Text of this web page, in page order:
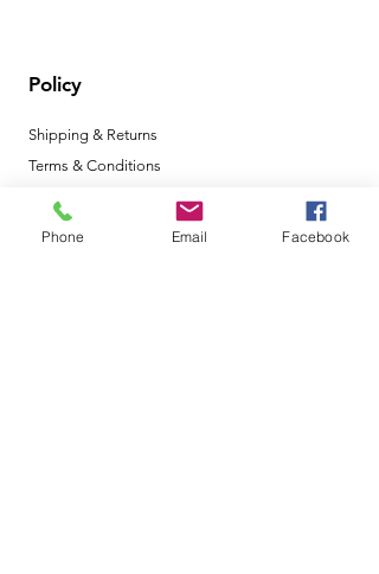
Policy
Shipping & Returns
Terms & Conditions
Metodi di Pagamento
Phone Email Facebook